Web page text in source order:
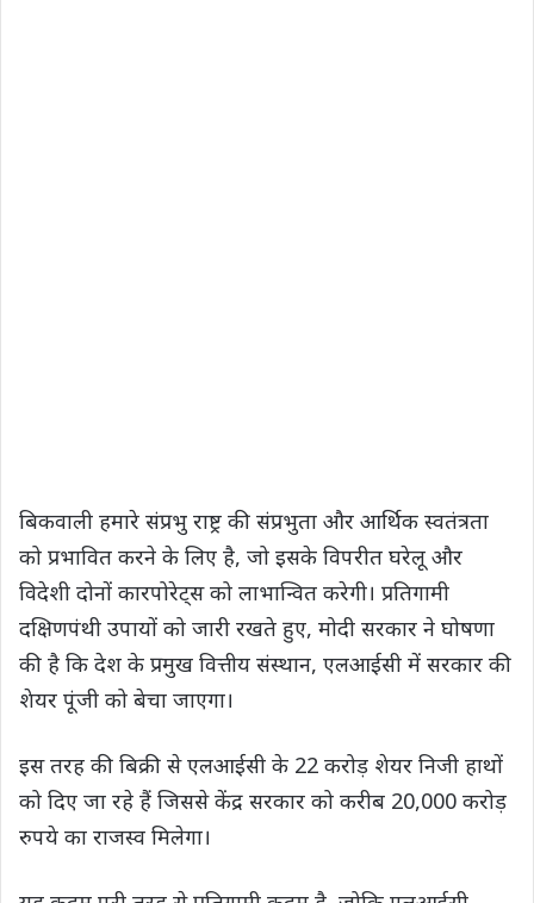
बिकवाली हमारे संप्रभु राष्ट्र की संप्रभुता और आर्थिक स्वतंत्रता
को प्रभावित करने के लिए है, जो इसके विपरीत घरेलू और
विदेशी दोनों कारपोरेट्स को लाभान्वित करेगी। प्रतिगामी
दक्षिणपंथी उपायों को जारी रखते हुए, मोदी सरकार ने घोषणा
की है कि देश के प्रमुख वित्तीय संस्थान, एलआईसी में सरकार की
शेयर पूंजी को बेचा जाएगा।
इस तरह की बिक्री से एलआईसी के 22 करोड़ शेयर निजी हाथों
को दिए जा रहे हैं जिससे केंद्र सरकार को करीब 20,000 करोड़
रुपये का राजस्व मिलेगा।